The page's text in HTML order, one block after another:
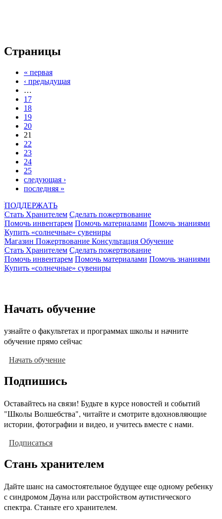
Страницы
« первая
‹ предыдущая
…
17
18
19
20
21
22
23
24
25
следующая ›
последняя »
ПОДДЕРЖАТЬ
Стать Хранителем Сделать пожертвование
Помочь инвентарем Помочь материалами Помочь знаниями
Купить «солнечные» сувениры
Магазин Пожертвование Консультация Обучение
Стать Хранителем Сделать пожертвование
Помочь инвентарем Помочь материалами Помочь знаниями
Купить «солнечные» сувениры
Начать обучение
узнайте о факультетах и программах школы и начните
обучение прямо сейчас
Начать обучение
Подпишись
Оставайтесь на связи! Будьте в курсе новостей и событий
"Школы Волшебства", читайте и смотрите вдохновляющие
истории, фотографии и видео, и учитесь вместе с нами.
Подписаться
Стань хранителем
Дайте шанс на самостоятельное будущее еще одному ребенку
с синдромом Дауна или расстройством аутистического
спектра. Станьте его хранителем.